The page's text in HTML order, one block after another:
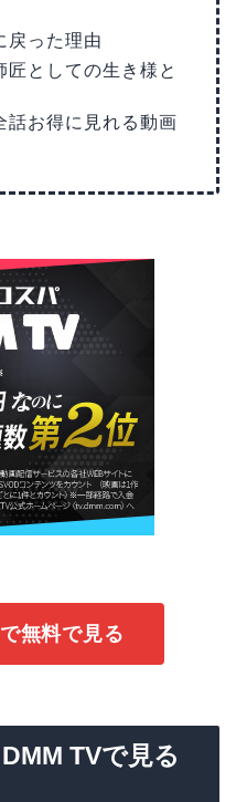
戻った理由
匠としての生き様と
お得に見れる動画
無料で見る
TVで見る